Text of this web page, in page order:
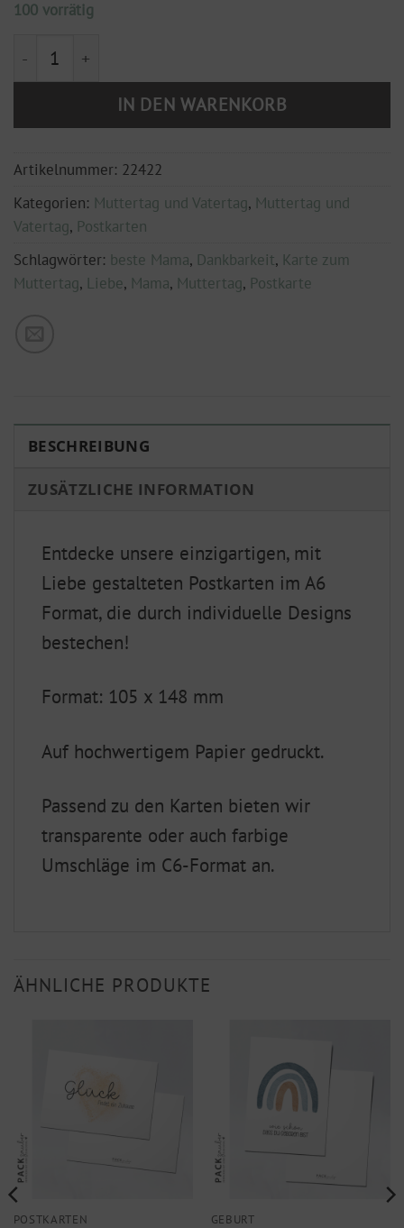
100 vorrätig
Postkarte 'Alles Liebe zum Muttertag' DIN A6 Menge
IN DEN WARENKORB
Artikelnummer: 22422
Kategorien: Muttertag und Vatertag, Muttertag und
Vatertag, Postkarten
Schlagwörter: beste Mama, Dankbarkeit, Karte zum
Muttertag, Liebe, Mama, Muttertag, Postkarte
BESCHREIBUNG
ZUSÄTZLICHE INFORMATION
Entdecke unsere einzigartigen, mit
Liebe gestalteten Postkarten im A6
Format, die durch individuelle Designs
bestechen!
Format: 105 x 148 mm
Auf hochwertigem Papier gedruckt.
Passend zu den Karten bieten wir
transparente oder auch farbige
Umschläge im C6-Format an.
ÄHNLICHE PRODUKTE
POSTKARTEN GEBURT